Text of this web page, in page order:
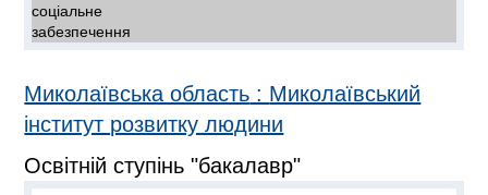
соціальне
забезпечення
Миколаївська область : Миколаївський
інститут розвитку людини
Освітній ступінь "бакалавр"